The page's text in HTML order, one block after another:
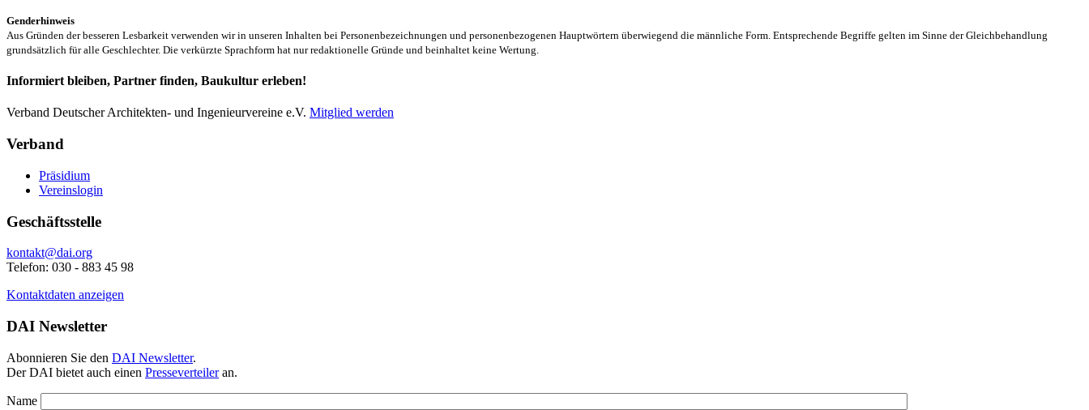
Genderhinweis
Aus Gründen der besseren Lesbarkeit verwenden wir in unseren Inhalten bei Personenbezeichnungen und personenbezogenen Hauptwörtern überwiegend die männliche Form. Entsprechende Begriffe gelten im Sinne der Gleichbehandlung
grundsätzlich für alle Geschlechter. Die verkürzte Sprachform hat nur redaktionelle Gründe und beinhaltet keine Wertung.
Informiert bleiben, Partner finden, Baukultur erleben!
Verband Deutscher Architekten- und Ingenieurvereine e.V. Mitglied werden
Verband
Präsidium
Vereinslogin
Geschäftsstelle
kontakt@dai.org
Telefon: 030 - 883 45 98
Kontaktdaten anzeigen
DAI Newsletter
Abonnieren Sie den DAI Newsletter.
Der DAI bietet auch einen Presseverteileran.
Name